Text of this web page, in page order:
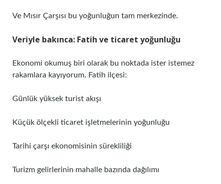
Ve Mısır Çarşısı bu yoğunluğun tam merkezinde.
Veriyle bakınca: Fatih ve ticaret yoğunluğu
Ekonomi okumuş biri olarak bu noktada ister istemez
rakamlara kayıyorum. Fatih ilçesi:
Günlük yüksek turist akışı
Küçük ölçekli ticaret işletmelerinin yoğunluğu
Tarihi çarşı ekonomisinin sürekliliği
Turizm gelirlerinin mahalle bazında dağılımı